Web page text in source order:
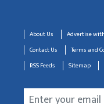
About Us Advertise
Contact Us
Terms and
RSS Feeds
Sitemap